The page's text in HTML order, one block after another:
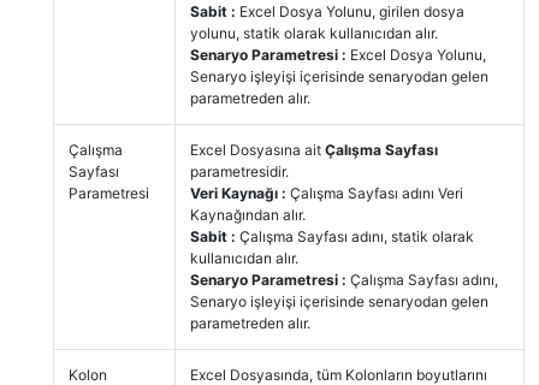
Sabit : Excel Dosya Yolunu, girilen dosya
yolunu, statik olarak kullanıcıdan alır.
Senaryo Parametresi : Excel Dosya Yolunu,
Senaryo işleyişi içerisinde senaryodan gelen
parametreden alır.
Çalışma
Sayfası
Parametresi
Excel Dosyasına ait Çalışma Sayfası
parametresidir.
Veri Kaynağı : Çalışma Sayfası adını Veri
Kaynağından alır.
Sabit : Çalışma Sayfası adını, statik olarak
kullanıcıdan alır.
Senaryo Parametresi : Çalışma Sayfası adını,
Senaryo işleyişi içerisinde senaryodan gelen
parametreden alır.
Kolon
Excel Dosyasında, tüm Kolonların boyutlarını